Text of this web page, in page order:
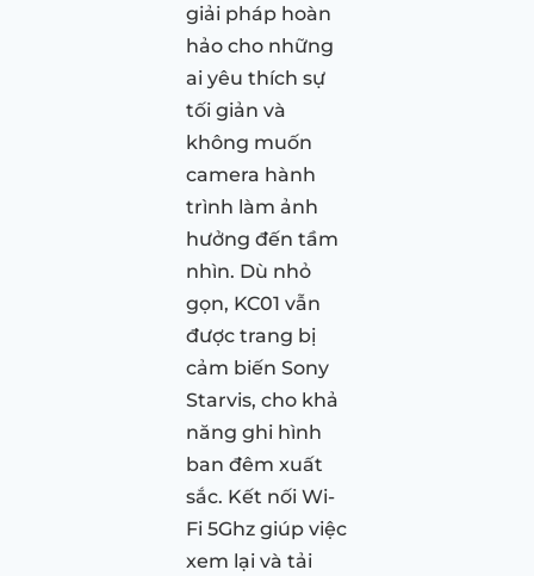
giải pháp hoàn
hảo cho những
ai yêu thích sự
tối giản và
không muốn
camera hành
trình làm ảnh
hưởng đến tầm
nhìn. Dù nhỏ
gọn, KC01 vẫn
được trang bị
cảm biến Sony
Starvis, cho khả
năng ghi hình
ban đêm xuất
sắc. Kết nối Wi-
Fi 5Ghz giúp việc
xem lại và tải